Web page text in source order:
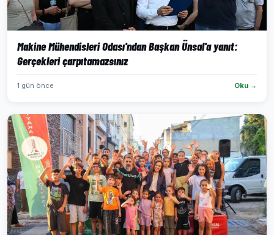
Makine Mühendisleri Odası'ndan Başkan Ünsal'a yanıt:
Gerçekleri çarpıtamazsınız
1 gün önce Oku →